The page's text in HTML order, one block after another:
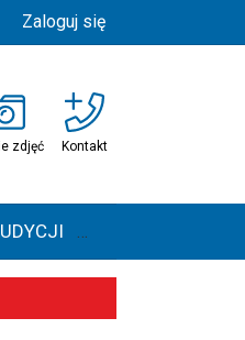
Zaloguj się
zdjęć Kontakt